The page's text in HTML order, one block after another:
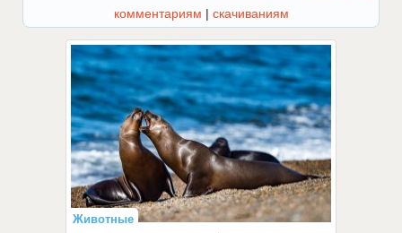
комментариям | скачиваниям
Животные